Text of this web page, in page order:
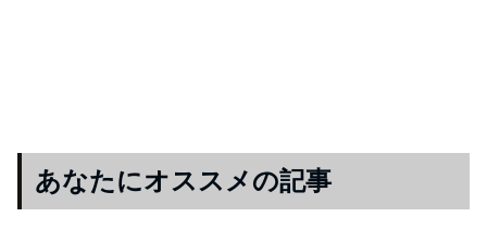
あなたにオススメの記事